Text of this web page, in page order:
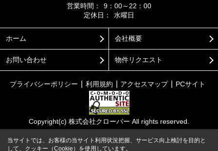
営業時間：
9：00～22：00
定休日：
水曜日
ホーム 会社概要
お問い合わせ 物件リクエスト
プライバシーポリシー 利用規約 アクセスマップ PCサイト
Copyright(c) 株式会社クローバー All rights reserved.
当サイトでは、お客様の当サイト利用状況把握、サービス向上検討を目的と
して、クッキー（Cookie）を使用しています。